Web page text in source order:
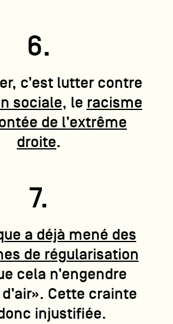
6.
c’est lutter contre
sociale, le racisme
de l’extrême
droite.
7.
a déjà mené des
de régularisation
cela n’engendre
d’air». Cette crainte
injustifiée.